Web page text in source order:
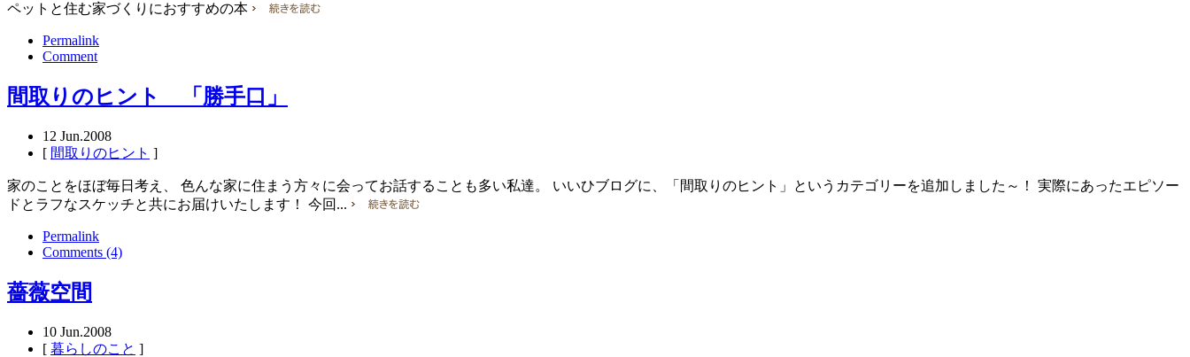
ペットと住む家づくりにおすすめの本
Permalink
Comment
間取りのヒント 「勝手口」
12 Jun.2008
[ 間取りのヒント ]
家のことをほぼ毎日考え、 色んな家に住まう方々に会ってお話することも多い私達。 いいひブログに、「間取りのヒント」というカテゴリーを追加しました～！ 実際にあったエピソー
ドとラフなスケッチと共にお届けいたします！ 今回...
Permalink
Comments (4)
薔薇空間
10 Jun.2008
[ 暮らしのこと ]